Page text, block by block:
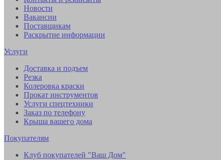
Новости
Вакансии
Поставщикам
Раскрытие информации
Услуги
Доставка и подъем
Резка
Колеровка краски
Прокат инструментов
Услуги спецтехники
Заказ по телефону
Крыша вашего дома
Покупателям
Клуб покупателей "Ваш Дом"